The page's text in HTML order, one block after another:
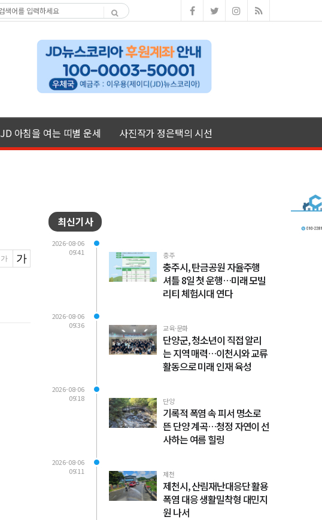
JD 아침을 여는 띠별 운세 사진작가 정은택의 시선
최신기사
2026-08-06
09:41
충주
충주시, 탄금공원 자율주행
셔틀 8일 첫 운행…미래 모빌
리티 체험시대 연다
2026-08-06
09:36
교육·문화
단양군, 청소년이 직접 알리
는 지역 매력…이천시와 교류
활동으로 미래 인재 육성
2026-08-06
09:18
단양
기록적 폭염 속 피서 명소로
뜬 단양 계곡…청정 자연이 선
사하는 여름 힐링
2026-08-06
09:11
제천
제천시, 산림재난대응단 활용
폭염 대응 생활밀착형 대민지
원 나서